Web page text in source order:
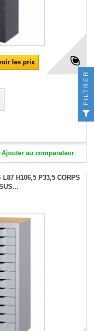
les prix
Ajouter au comparateur
H106,5 P33,5 CORPS
FILTRER